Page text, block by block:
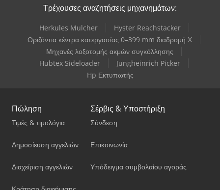
Τρέχουσες αναζητήσεις μηχανημάτων:
Herkules Mulcher
Hyster Reachstacker
Οριζόντια κέντρα κατεργασίας 0–399 mm διαδρομή Χ
Μηχανές λοξοτομής ακμών συγκόλλησης
Hubtex Sideloader
Jungheinrich Picker
Hp Εκτυπωτής
Πώληση
Τιμές & τιμολόγια
Δημοσίευση αγγελιών
Διαχείριση αγγελιών
Σέρβις & Υποστήριξη
Σύνδεση
Επικοινωνία
Υπόδειγμα συμβολαίου αγοράς